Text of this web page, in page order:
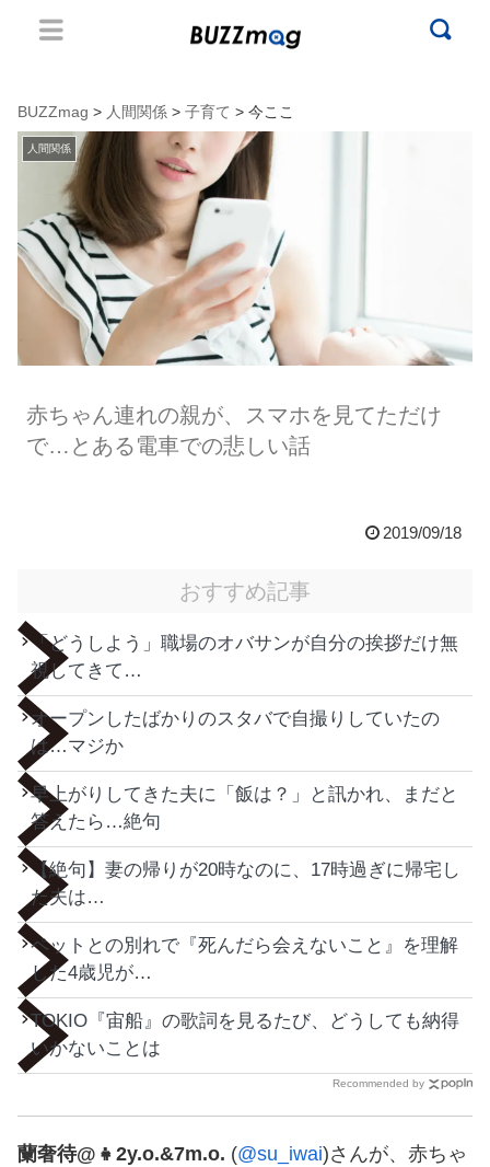
BUZZmag > 人間関係 > 子育て > 今ここ
人間関係
赤ちゃん連れの親が、スマホを見てただけ
で…とある電車での悲しい話
2019/09/18
おすすめ記事
「どうしよう」職場のオバサンが自分の挨拶だけ無
視してきて…
オープンしたばかりのスタバで自撮りしていたの
は…マジか
早上がりしてきた夫に「飯は？」と訊かれ、まだと
答えたら…絶句
【絶句】妻の帰りが20時なのに、17時過ぎに帰宅し
た夫は…
ペットとの別れで『死んだら会えないこと』を理解
した4歳児が…
TOKIO『宙船』の歌詞を見るたび、どうしても納得
いかないことは
Recommended by
蘭奢待@👧2y.o.&7m.o. (@su_iwai)さんが、赤ちゃ